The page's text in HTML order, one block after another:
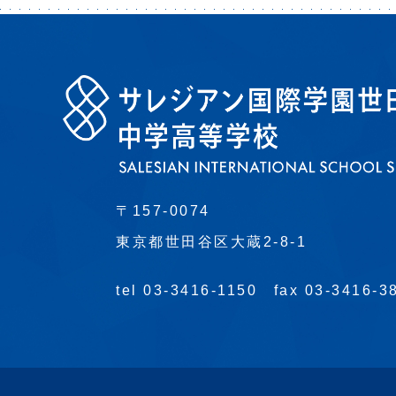
〒157-0074
東京都世田谷区大蔵2-8-1
tel 03-3416-1150 fax 03-3416-